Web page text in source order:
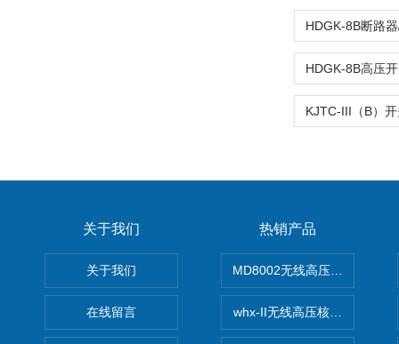
关于我们
关于我们
在线留言
热销产品
MD8002无线高压核相仪
whx-II无线高压核相仪